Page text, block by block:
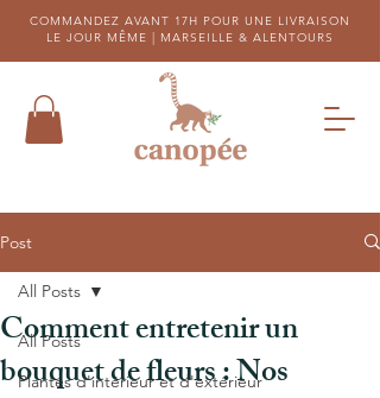
COMMANDEZ AVANT 17H POUR UNE LIVRAISON
LE JOUR MÊME | MARSEILLE & ALENTOURS
Post
All Posts
Plantes d'intérieur et d'extérieur
All Posts
Comment entretenir un
bouquet de fleurs : Nos